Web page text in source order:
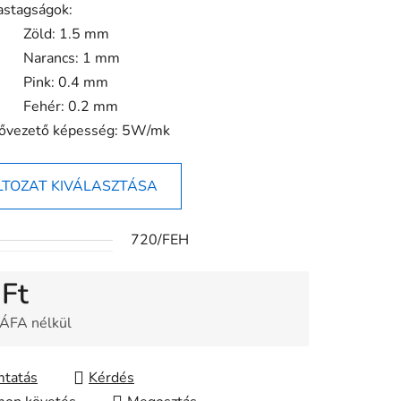
Zöld: 1.5 mm
Narancs: 1 mm
Pink: 0.4 mm
Fehér: 0.2 mm
képesség: 5W/mk
KIVÁLASZTÁSA
720/FEH
nélkül
Kérdés